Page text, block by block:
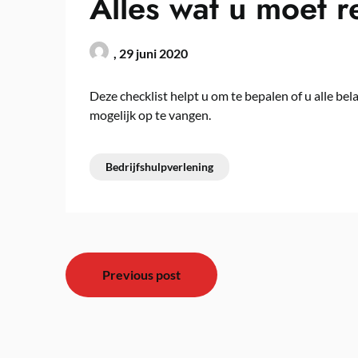
, 29 juni 2020
Deze checklist helpt u om te bepalen of u alle
mogelijk op te vangen.
Bedrijfshulpverlening
Bericht
navigatie
Previous post